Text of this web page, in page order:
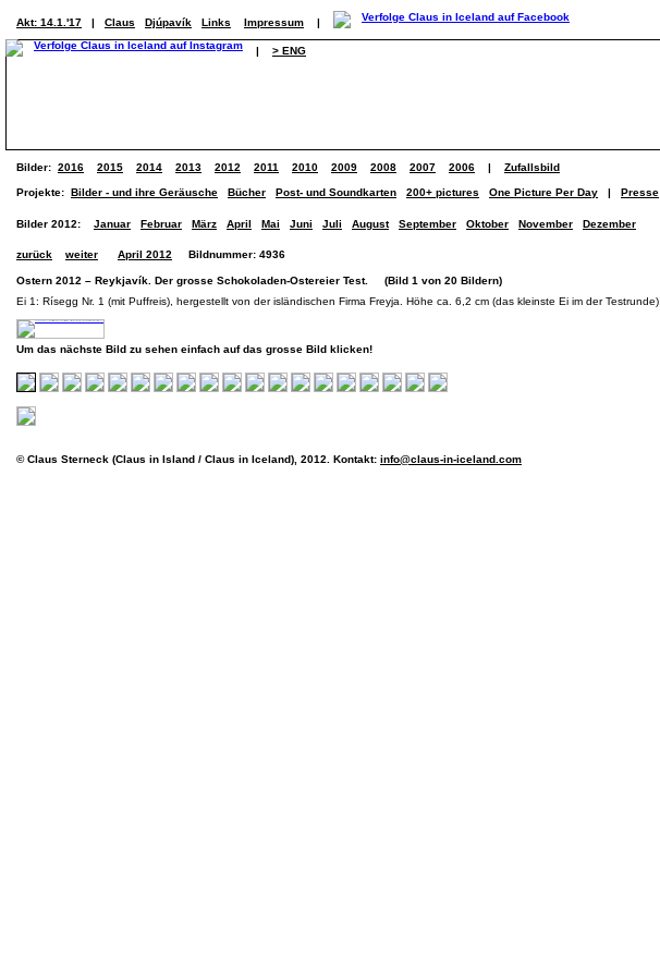
Akt: 14.1.'17 | Claus Djúpavík Links Impressum |
| > ENG
Bilder: 2016 2015 2014 2013 2012 2011 2010 2009 2008 2007 2006 | Zufallsbild
Projekte: Bilder - und ihre Geräusche Bücher Post- und Soundkarten 200+ pictures One Picture Per Day | Presse
Bilder 2012: Januar Februar März April Mai Juni Juli August September Oktober November Dezember
zurück weiter April 2012 Bildnummer: 4936
Ostern 2012 – Reykjavík. Der grosse Schokoladen-Ostereier Test. (Bild 1 von 20 Bildern)
Ei 1: Rísegg Nr. 1 (mit Puffreis), hergestellt von der isländischen Firma Freyja. Höhe ca. 6,2 cm (das kleinste Ei im der Testrunde).
Um das nächste Bild zu sehen einfach auf das grosse Bild klicken!
© Claus Sterneck (Claus in Island / Claus in Iceland), 2012. Kontakt: info@claus-in-iceland.com